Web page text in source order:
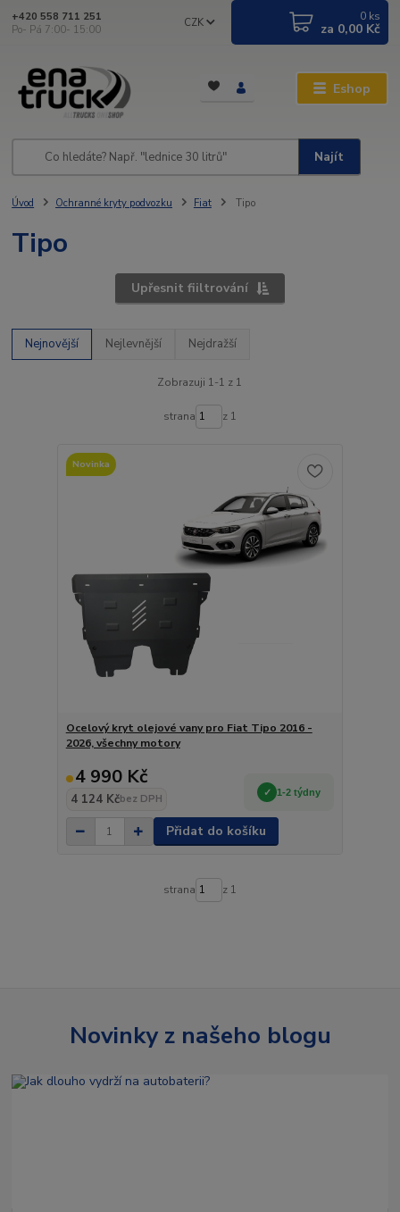
Eshop
CZK
Najít
+420 558 711 251
Po- Pá 7:00- 15:00
0 ks
za 0,00 Kč
Úvod Ochranné kryty podvozku Fiat Tipo
Tipo
Upřesnit fiiltrování
Nejnovější Nejlevnější Nejdražší
Zobrazuji 1-1 z 1
strana z 1
Novinka
Ocelový kryt olejové vany pro Fiat Tipo 2016 -
2026, všechny motory
4 990 Kč
4 124 Kčbez DPH
1-2 týdny
Přidat do košíku
strana z 1
Novinky z našeho blogu